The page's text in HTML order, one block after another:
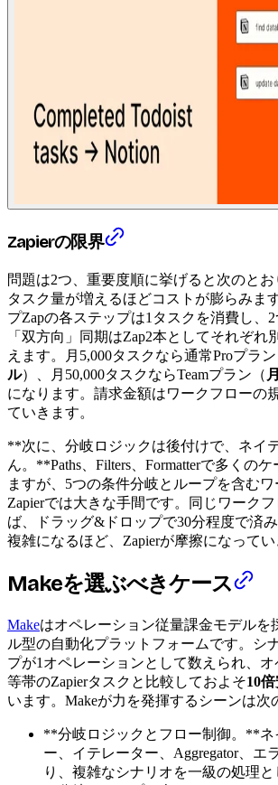
Zapierの限界
問題は2つ、重要度順に挙げると次のとお
タスク量が増えるほどコストが膨らみま
プZapの各ステップは1タスクを消費し、
「双方向」同期はZap2本としてそれぞれ
えます。月5,000タスクなら通常Proプラン
ル）、月50,000タスクならTeamプラン（
になります。請求金額はワークフローの
ていきます。
**次に、分岐ロジックは後付けで、ネイ
ん。**Paths、Filters、Formatterで多くの
ますが、5つの条件分岐とループを含む
Zapierでは大きな手間です。同じワーク
ば、ドラッグ&ドロップで30分程度で済
複雑になるほど、Zapierが摩擦になってい
Makeを選ぶべきケース
Makeはオペレーション従量課金モデルを
ル型の自動化プラットフォームです。シ
プが1オペレーションとして数えられ、
等帯のZapierタスクと比較しておよそ10
います。Makeが力を発揮するシーンは次
**分岐ロジックとフロー制御。**ネ
ー、イテレーター、Aggregator、エ
り、複雑なシナリオを一級の処理